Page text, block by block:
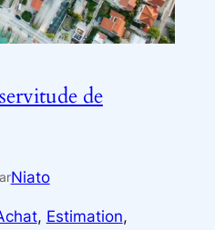
de
Niato
, Estimation